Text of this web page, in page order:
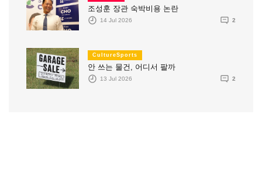
조성훈 장관 숙박비용 논란
14 Jul 2026 2
CultureSports
안 쓰는 물건, 어디서 팔까
13 Jul 2026 2